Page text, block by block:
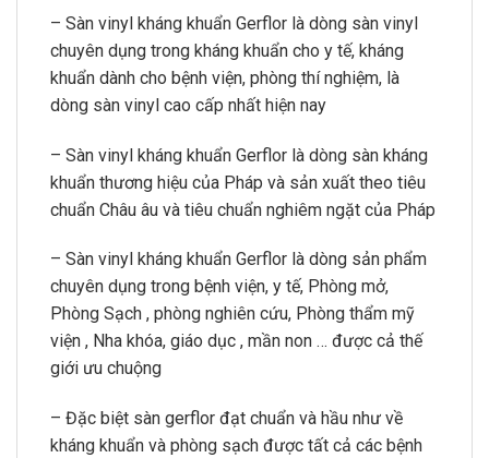
– Sàn vinyl kháng khuẩn Gerflor là dòng sàn vinyl
chuyên dụng trong kháng khuẩn cho y tế, kháng
khuẩn dành cho bệnh viện, phòng thí nghiệm, là
dòng sàn vinyl cao cấp nhất hiện nay
– Sàn vinyl kháng khuẩn Gerflor là dòng sàn kháng
khuẩn thương hiệu của Pháp và sản xuất theo tiêu
chuẩn Châu âu và tiêu chuẩn nghiêm ngặt của Pháp
– Sàn vinyl kháng khuẩn Gerflor là dòng sản phẩm
chuyên dụng trong bệnh viện, y tế, Phòng mở,
Phòng Sạch , phòng nghiên cứu, Phòng thẩm mỹ
viện , Nha khóa, giáo dục , mần non … được cả thế
giới ưu chuộng
– Đặc biệt sàn gerflor đạt chuẩn và hầu như về
kháng khuẩn và phòng sạch được tất cả các bệnh